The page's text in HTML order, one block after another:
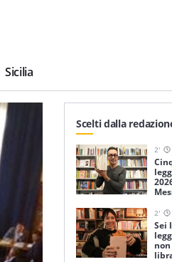
Sicilia
Scelti dalla
2'
2'
Sei